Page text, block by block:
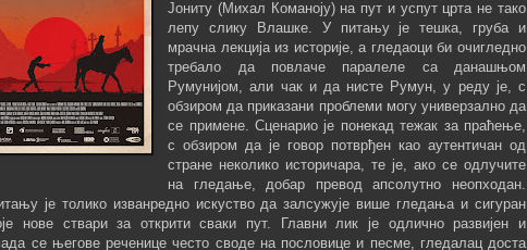
Јониту (Михал Команоју) на пут и успут црта не тако
лепу слику Влашке. У питању је тешка, груба и
мрачна лекција из историје, а гледаоци би очигледно
требало да повлаче паралеле са данашњом
Румунијом, али чак и да нисте Румун, у реду је, с
обзиром да приказани проблеми могу универзално да
се примене. Сценарио је понекад тежак за праћење,
с обзиром да је говор потврђен као аутентичан од
стране неколико историчара, те је, ако се одлучите
на гледање, добар превод апсолутно неопходан.
је толико изванредно искуство да залсужује више гледања и сигуран
нове ствари за открити сваки пут. Главни лик је одлично развијен и
се његове реченице често своде на пословице и песме, гледалац доста